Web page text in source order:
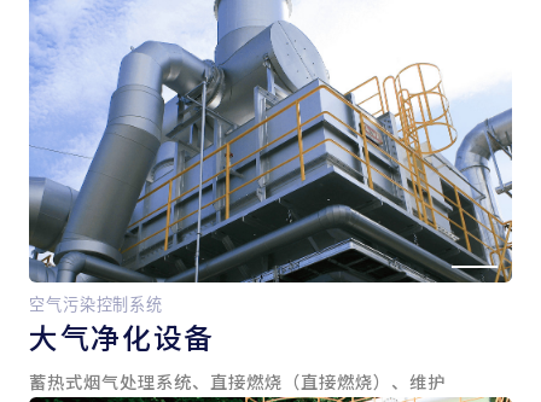
空气污染控制系统
大气净化设备
蓄热式烟气处理系统、直接燃烧（直接燃烧）、维护